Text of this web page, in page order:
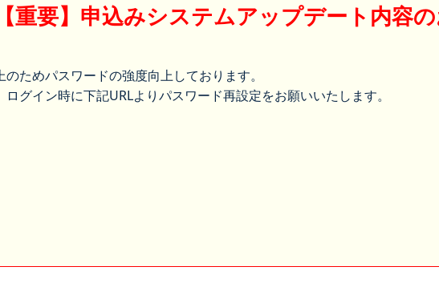
【重要】申込みシステムアップデート内容
ためパスワードの強度向上しております。
グイン時に下記URLよりパスワード再設定をお願いいたします。